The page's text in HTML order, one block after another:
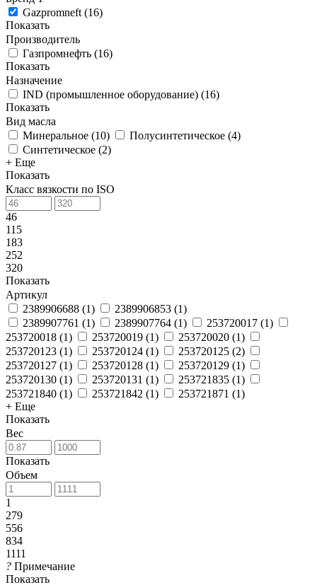
Gazpromneft (16)
Показать
Производитель
Газпромнефть (16)
Показать
Назначение
IND (промышленное оборудование) (16)
Показать
Вид масла
Минеральное (10) Полусинтетическое (4)
Синтетическое (2)
+ Еще
Показать
Класс вязкости по ISO
46
115
183
252
320
Показать
Артикул
2389906688 (1) 2389906853 (1)
2389907761 (1) 2389907764 (1) 253720017 (1)
253720018 (1) 253720019 (1) 253720020 (1)
253720123 (1) 253720124 (1) 253720125 (2)
253720127 (1) 253720128 (1) 253720129 (1)
253720130 (1) 253720131 (1) 253721835 (1)
253721840 (1) 253721842 (1) 253721871 (1)
+ Еще
Показать
Вес
Показать
Объем
1
279
556
834
1111
? Примечание
Показать